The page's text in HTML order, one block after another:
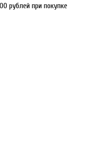
рублей при покупке